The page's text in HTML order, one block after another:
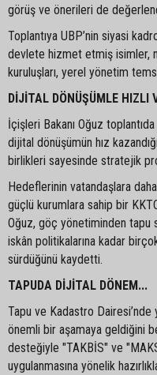
görüş ve önerileri de
Toplantıya UBP’nin siyasi
devlete hizmet etmiş isimler,
kuruluşları, yerel yönetim
DİJİTAL DÖNÜŞÜMLE HIZLI
İçişleri Bakanı Oğuz
dijital dönüşümün hız
birlikleri sayesinde stratejik
Hedeflerinin vatandaşlara
güçlü kurumlara sahip bir
Oğuz, göç yönetiminden tapu
iskân politikalarına kadar
sürdüğünü kaydetti.
TAPUDA DİJİTAL DÖNEM...
Tapu ve Kadastro Dairesi’nde
önemli bir aşamaya geldiğini
desteğiyle "TAKBİS" ve
uygulanmasına yönelik